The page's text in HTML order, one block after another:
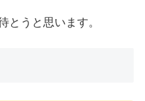
とうと思います。